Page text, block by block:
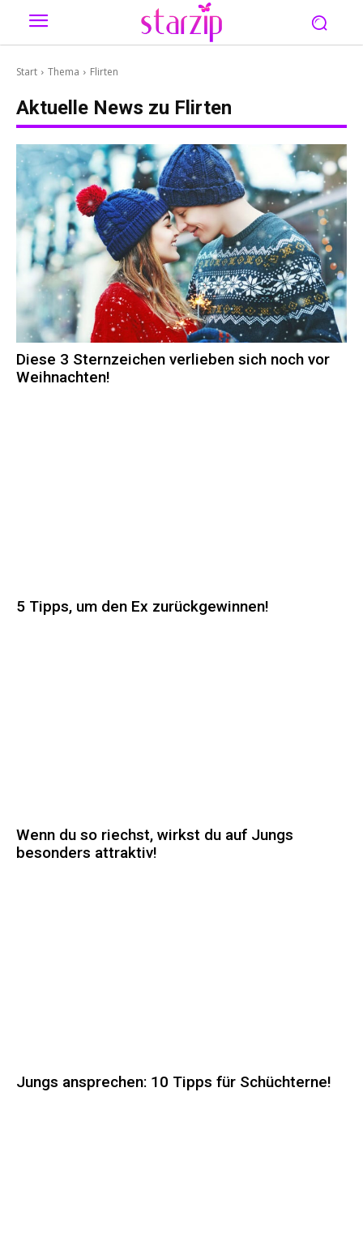
Start Thema Flirten
Aktuelle News zu Flirten
Diese 3 Sternzeichen verlieben sich noch vor
Weihnachten!
5 Tipps, um den Ex zurückgewinnen!
Wenn du so riechst, wirkst du auf Jungs
besonders attraktiv!
Jungs ansprechen: 10 Tipps für Schüchterne!